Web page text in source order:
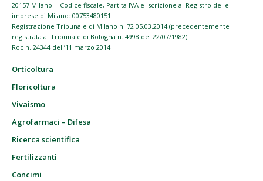
20157 Milano | Codice fiscale, Partita IVA e Iscrizione al Registro delle
imprese di Milano: 00753480151
Registrazione Tribunale di Milano n. 72 05.03.2014 (precedentemente
registrata al Tribunale di Bologna n. 4998 del 22/07/1982)
Roc n. 24344 dell’11 marzo 2014
Orticoltura
Floricoltura
Vivaismo
Agrofarmaci – Difesa
Ricerca scientifica
Fertilizzanti
Concimi